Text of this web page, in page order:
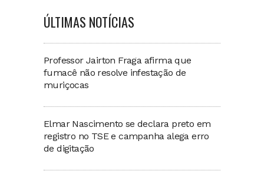
ÚLTIMAS NOTÍCIAS
Professor Jairton Fraga afirma que
fumacê não resolve infestação de
muriçocas
Elmar Nascimento se declara preto em
registro no TSE e campanha alega erro
de digitação